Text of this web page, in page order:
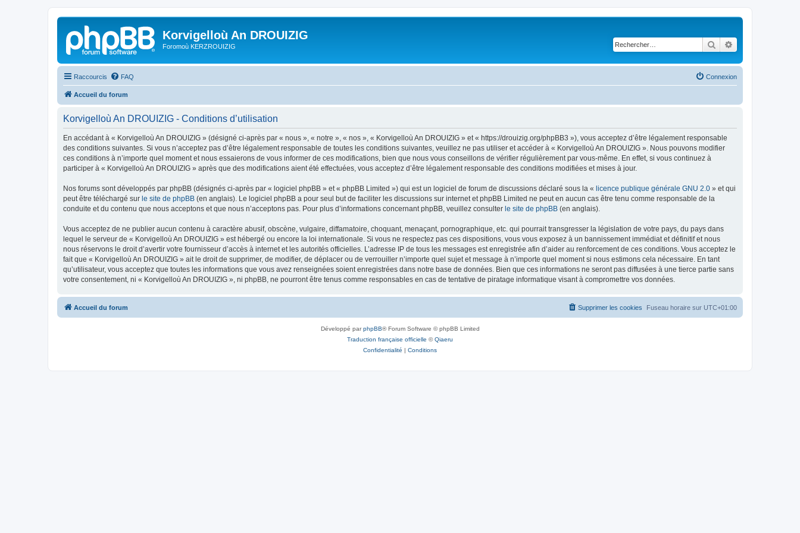
Korvigelloù An DROUIZIG
Foromoù KERZROUIZIG Rechercher
Raccourcis FAQ Connexion
Accueil du forum
Korvigelloù An DROUIZIG - Conditions d’utilisation
En accédant à « Korvigelloù An DROUIZIG » (désigné ci-après par « nous », « notre », « nos », « Korvigelloù An DROUIZIG » et « https://drouizig.org/phpBB3 »), vous acceptez d’être légalement responsable
des conditions suivantes. Si vous n’acceptez pas d’être légalement responsable de toutes les conditions suivantes, veuillez ne pas utiliser et accéder à « Korvigelloù An DROUIZIG ». Nous pouvons modifier
ces conditions à n’importe quel moment et nous essaierons de vous informer de ces modifications, bien que nous vous conseillons de vérifier régulièrement par vous-même. En effet, si vous continuez à
participer à « Korvigelloù An DROUIZIG » après que des modifications aient été effectuées, vous acceptez d’être légalement responsable des conditions modifiées et mises à jour.
Nos forums sont développés par phpBB (désignés ci-après par « logiciel phpBB » et « phpBB Limited ») qui est un logiciel de forum de discussions déclaré sous la « licence publique générale GNU 2.0 » et qui
peut être téléchargé sur le site de phpBB (en anglais). Le logiciel phpBB a pour seul but de faciliter les discussions sur internet et phpBB Limited ne peut en aucun cas être tenu comme responsable de la
conduite et du contenu que nous acceptons et que nous n’acceptons pas. Pour plus d’informations concernant phpBB, veuillez consulter le site de phpBB (en anglais).
Vous acceptez de ne publier aucun contenu à caractère abusif, obscène, vulgaire, diffamatoire, choquant, menaçant, pornographique, etc. qui pourrait transgresser la législation de votre pays, du pays dans
lequel le serveur de « Korvigelloù An DROUIZIG » est hébergé ou encore la loi internationale. Si vous ne respectez pas ces dispositions, vous vous exposez à un bannissement immédiat et définitif et nous
nous réservons le droit d’avertir votre fournisseur d’accès à internet et les autorités officielles. L’adresse IP de tous les messages est enregistrée afin d’aider au renforcement de ces conditions. Vous acceptez le
fait que « Korvigelloù An DROUIZIG » ait le droit de supprimer, de modifier, de déplacer ou de verrouiller n’importe quel sujet et message à n’importe quel moment si nous estimons cela nécessaire. En tant
qu’utilisateur, vous acceptez que toutes les informations que vous avez renseignées soient enregistrées dans notre base de données. Bien que ces informations ne seront pas diffusées à une tierce partie sans
votre consentement, ni « Korvigelloù An DROUIZIG », ni phpBB, ne pourront être tenus comme responsables en cas de tentative de piratage informatique visant à compromettre vos données.
Accueil du forum Fuseau horaire sur UTC+01:00
Supprimer les cookies
Développé parphpBB® Forum Software © phpBB Limited
Traduction française officielle ©Qiaeru
Confidentialité | Conditions